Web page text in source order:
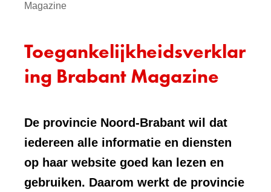
Magazine
Toegankelijkheidsverklar
ing Brabant Magazine
De provincie Noord-Brabant wil dat
iedereen alle informatie en diensten
op haar website goed kan lezen en
gebruiken. Daarom werkt de provincie